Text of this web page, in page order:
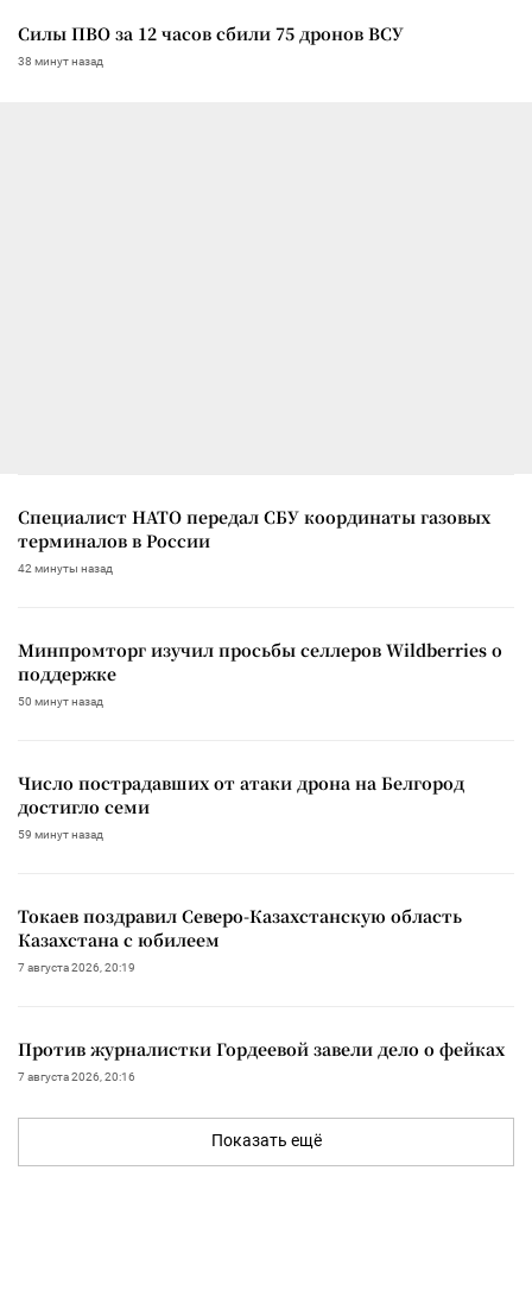
Силы ПВО за 12 часов сбили 75 дронов ВСУ
38 минут назад
Специалист НАТО передал СБУ координаты газовых
терминалов в России
42 минуты назад
Минпромторг изучил просьбы селлеров Wildberries о
поддержке
50 минут назад
Число пострадавших от атаки дрона на Белгород
достигло семи
59 минут назад
Токаев поздравил Северо-Казахстанскую область
Казахстана с юбилеем
7 августа 2026, 20:19
Против журналистки Гордеевой завели дело о фейках
7 августа 2026, 20:16
Показать ещё